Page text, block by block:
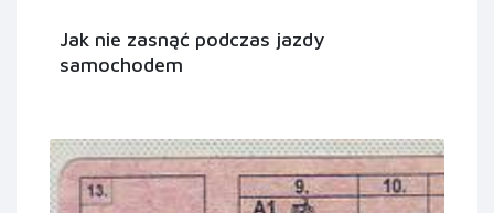
Jak nie zasnąć podczas jazdy
samochodem